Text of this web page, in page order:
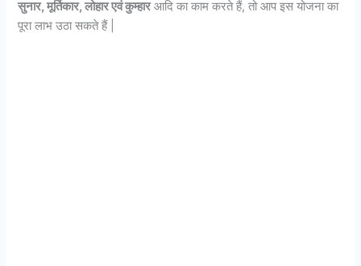
सुनार, मूर्तिकार, लोहार एवं कुम्हारआदि का काम करते हैं, तो आप इस योजना का
पूरा लाभ उठा सकते हैं |